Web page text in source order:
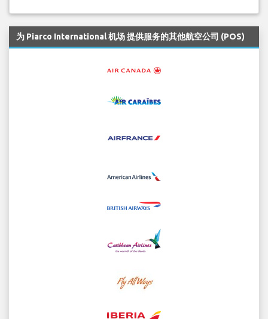
为 Piarco International 机场 提供服务的其他航空公司 (POS)